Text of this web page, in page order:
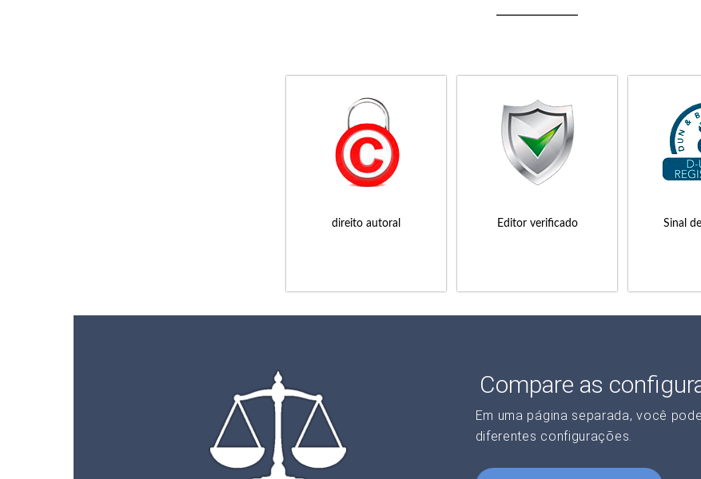
direito autoral Editor verificado Sinal
Compare as
Em uma página separada, você
diferentes configurações.